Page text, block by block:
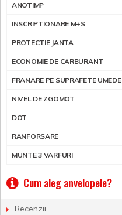
ANOTIMP
INSCRIPTIONARE M+S
PROTECTIE JANTA
ECONOMIE DE CARBURANT
FRANARE PE SUPRAFETE UMEDE
NIVEL DE ZGOMOT
DOT
RANFORSARE
MUNTE 3 VARFURI
Cum aleg anvelopele?
Recenzii